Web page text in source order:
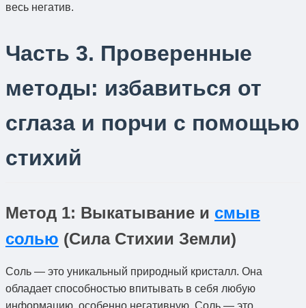
весь негатив.
Часть 3. Проверенные
методы: избавиться от
сглаза и порчи с помощью
стихий
Метод 1: Выкатывание и смыв
солью (Сила Стихии Земли)
Соль — это уникальный природный кристалл. Она
обладает способностью впитывать в себя любую
информацию, особенно негативную. Соль — это